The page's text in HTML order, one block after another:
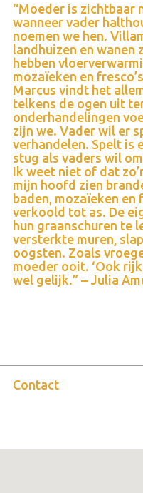
“Moeder is zichtbaar
wanneer vader
noemen we hen.
landhuizen en wanen
hebben
mozaïeken en
Marcus vindt het
telkens de ogen uit
onderhandelingen
zijn we. Vader wil er
verhandelen. Spelt is
stug als vaders wil
Ik weet niet of dat
mijn hoofd zien
baden, mozaïeken en
verkoold tot as. De
hun graanschuren te
versterkte muren,
oogsten. Zoals
moeder ooit. ‘Ook
wel gelijk.” – Julia
Contact